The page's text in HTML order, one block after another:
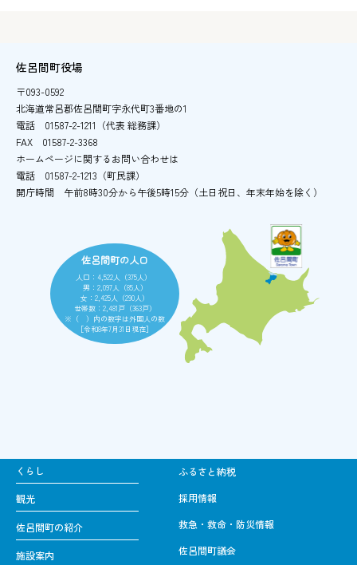
佐呂間町役場
〒093-0592
北海道常呂郡佐呂間町字永代町3番地の1
電話
01587-2-1211（代表 総務課）
FAX
01587-2-3368
ホームページに関するお問い合わせは
電話
01587-2-1213（町民課）
開庁時間
午前8時30分から午後5時15分 （土日祝日、年末年始を除く）
佐呂間町の人口
人口：4,522人（375人）
男：2,097人（85人）
女：2,425人（290人）
世帯数：2,481戸（363戸）
※（ ）内の数字は外国人の数
［令和8年7月31日現在］
くらし
観光
佐呂間町の紹介
施設案内
ふるさと納税
採用情報
救急・救命・防災情報
佐呂間町議会